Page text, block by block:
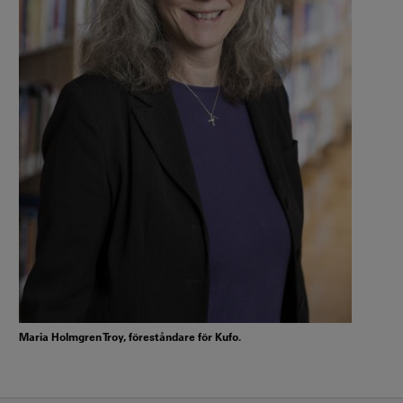
Maria Holmgren Troy, föreståndare för Kufo.